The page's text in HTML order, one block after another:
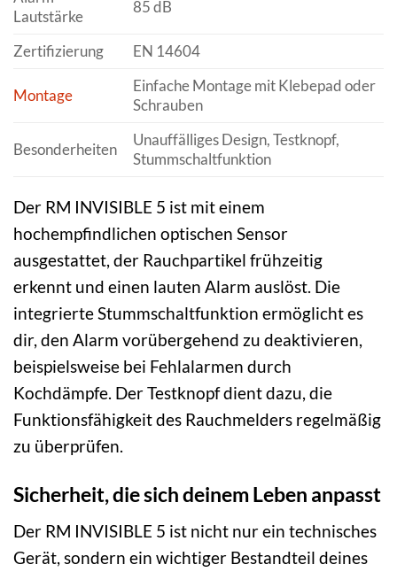
Lautstärke
85 dB
Zertifizierung EN 14604
Montage
Einfache Montage mit Klebepad oder
Schrauben
Besonderheiten
Unauffälliges Design, Testknopf,
Stummschaltfunktion
Der RM INVISIBLE 5 ist mit einem
hochempfindlichen optischen Sensor
ausgestattet, der Rauchpartikel frühzeitig
erkennt und einen lauten Alarm auslöst. Die
integrierte Stummschaltfunktion ermöglicht es
dir, den Alarm vorübergehend zu deaktivieren,
beispielsweise bei Fehlalarmen durch
Kochdämpfe. Der Testknopf dient dazu, die
Funktionsfähigkeit des Rauchmelders regelmäßig
zu überprüfen.
Sicherheit, die sich deinem Leben anpasst
Der RM INVISIBLE 5 ist nicht nur ein technisches
Gerät, sondern ein wichtiger Bestandteil deines